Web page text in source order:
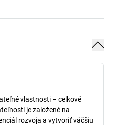
vlastnosti – celkové
je založené na
rozvoja a vytvoriť väčšiu